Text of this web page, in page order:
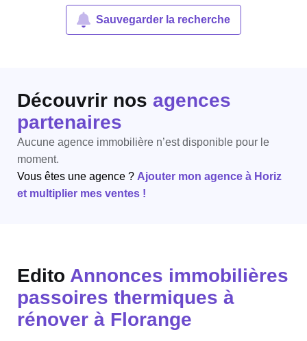
Sauvegarder la recherche
Découvrir nos agences
partenaires
Aucune agence immobilière n’est disponible pour le
moment.
Vous êtes une agence ? Ajouter mon agence à Horiz
et multiplier mes ventes !
Edito Annonces immobilières
passoires thermiques à
rénover à Florange